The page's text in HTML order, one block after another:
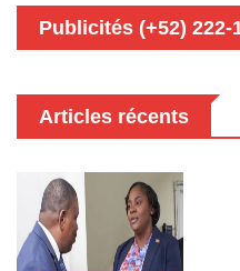
Publicités (+52) 222-
Articles récents